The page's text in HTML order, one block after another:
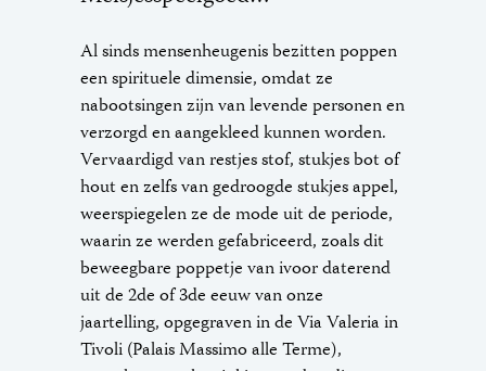
Al sinds mensenheugenis bezitten poppen
een spirituele dimensie, omdat ze
nabootsingen zijn van levende personen en
verzorgd en aangekleed kunnen worden.
Vervaardigd van restjes stof, stukjes bot of
hout en zelfs van gedroogde stukjes appel,
weerspiegelen ze de mode uit de periode,
waarin ze werden gefabriceerd, zoals dit
beweegbare poppetje van ivoor daterend
uit de 2de of 3de eeuw van onze
jaartelling, opgegraven in de Via Valeria in
Tivoli (Palais Massimo alle Terme),